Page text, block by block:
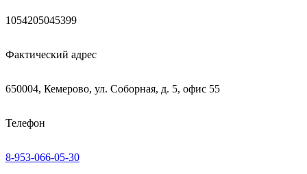
1054205045399
Фактический адрес
650004, Кемерово, ул. Соборная, д. 5, офис 55
Телефон
8-953-066-05-30